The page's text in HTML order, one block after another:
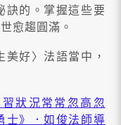
訣的。掌握這些要
愈趨圓滿。
好〉法語當中，
狀況常常忽高忽
士》．如俊法師導